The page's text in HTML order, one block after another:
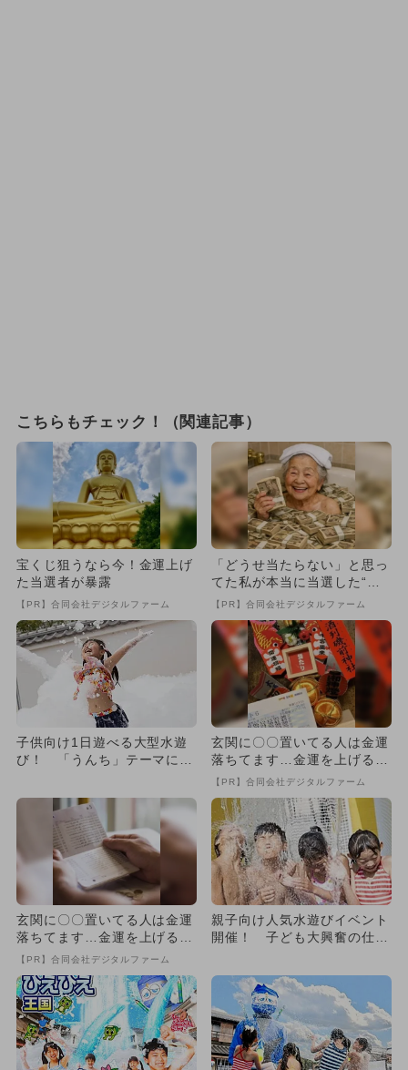
こちらもチェック！（関連記事）
宝くじ狙うなら今！金運上げ
た当選者が暴露
【PR】合同会社デジタルファーム
「どうせ当たらない」と思っ
てた私が本当に当選した“買
い方”がこれ
【PR】合同会社デジタルファーム
子供向け1日遊べる大型水遊
び！ 「うんち」テーマに大
玄関に〇〇置いてる人は金運
落ちてます…金運を上げる方
法とは
【PR】合同会社デジタルファーム
玄関に〇〇置いてる人は金運
落ちてます…金運を上げる方
法とは
【PR】合同会社デジタルファーム
親子向け人気水遊びイベント
開催！ 子ども大興奮の仕掛